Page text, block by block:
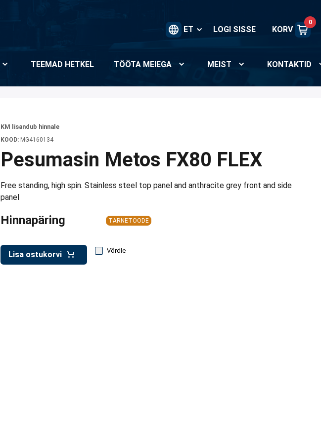
ET LOGI SISSE KORV
0
TEEMAD HETKEL TÖÖTA MEIEGA MEIST KONTAKTID
KM lisandub hinnale
KOOD: MG4160134
Pesumasin Metos FX80 FLEX
Free standing, high spin. Stainless steel top panel and anthracite grey front and side
panel
Hinnapäring TARNETOODE
Lisa ostukorvi Võrdle